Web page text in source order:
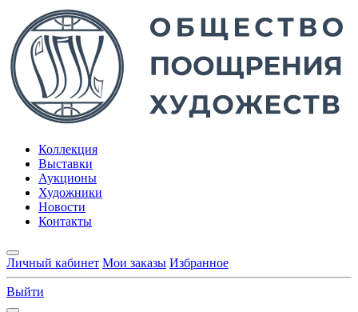
Коллекция
Выставки
Аукционы
Художники
Новости
Контакты
Личный кабинет Мои заказы Избранное
Выйти